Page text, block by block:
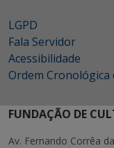
LGPD
Fala Servidor
Acessibilidade
Ordem Cronológica
FUNDAÇÃO DE
Av. Fernando Corrêa